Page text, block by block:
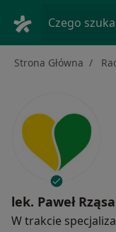
Czego
Strona Główna
lek. Paweł Rząsa
W trakcie